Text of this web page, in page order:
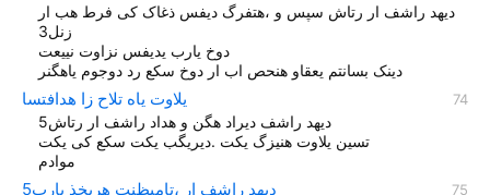
دیهد راشف ار رتاش سپس و ،هتفرگ دیفس ذغاک کی فرط هب ار
زنل3
دوخ یارب یدیفس نزاوت نییعت
دینک بسانتم یعقاو هنحص اب ار دوخ سکع رد دوجوم یاهگنر
یلاوت یاه تلاح زا هدافتسا
ديهد راشف ديراد هگن و هداد راشف ار رتاش5
تسین یلاوت هنیزگ یکت .دیریگب یکت سکع کی یکت
موادم
دیهد راشف ار ،تامیظنت هریخذ یارب5